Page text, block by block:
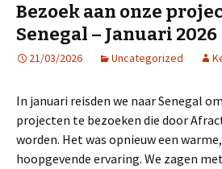
Bezoek aan onze
Senegal – Januari 2026
21/03/2026 Uncategorized
In januari reisden we naar Senegal
projecten te bezoeken die door
worden. Het was opnieuw een
hoopgevende ervaring. We zagen